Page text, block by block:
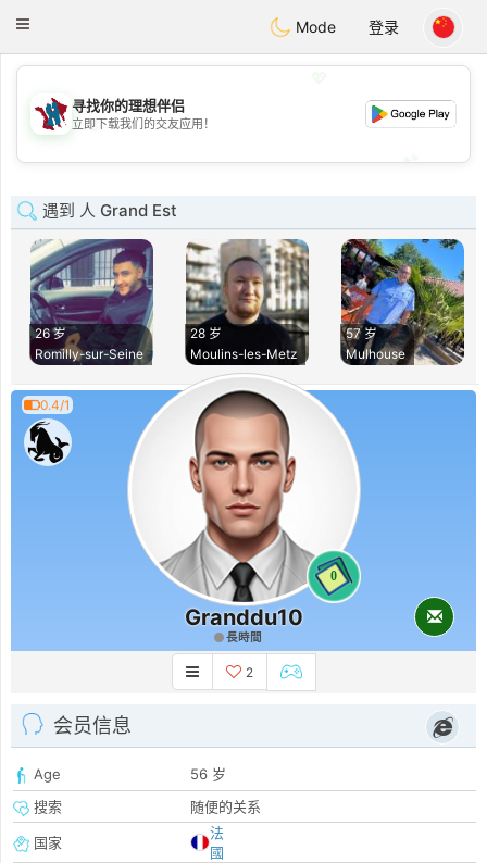
Taimerais
Toggle
Mode 登录
💖
💕
寻找你的理想伴侣
立即下载我们的交友应用！
遇到 人 Grand Est
26 岁
Romilly-sur-Seine
28 岁
Moulins-les-Metz
57 岁
Mulhouse
0.4/1
0
Granddu10
長時間
2
会员信息
Age
56 岁
搜索
随便的关系
国家
法
國